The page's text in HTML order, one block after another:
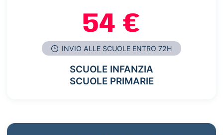
54 €
INVIO ALLE SCUOLE ENTRO 72H
SCUOLE INFANZIA
SCUOLE PRIMARIE